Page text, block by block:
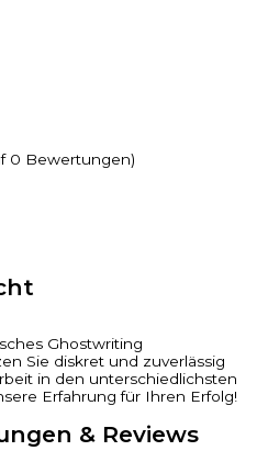
0 Bewertungen)
Ghostwriting
Sie diskret und zuverlässig
in den unterschiedlichsten
Erfahrung für Ihren Erfolg!
& Reviews